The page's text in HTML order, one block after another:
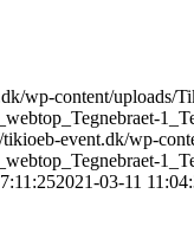
wp-content/uploads/
tikioeb-event.dk/wp-
2021-03-11